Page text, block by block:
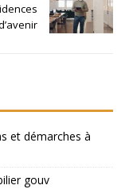
et démarches à
gouv